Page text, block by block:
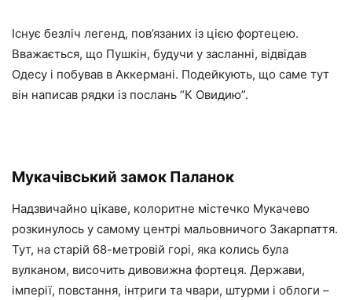
Існує безліч легенд, пов’язаних із цією фортецею.
Вважається, що Пушкін, будучи у засланні, відвідав
Одесу і побував в Аккермані. Подейкують, що саме тут
він написав рядки із послань “К Овидию”.
Мукачівський замок Паланок
Надзвичайно цікаве, колоритне містечко Мукачево
розкинулось у самому центрі мальовничого Закарпаття.
Тут, на старій 68-метровій горі, яка колись була
вулканом, височить дивовижна фортеця. Держави,
імперії, повстання, інтриги та чвари, штурми і облоги –